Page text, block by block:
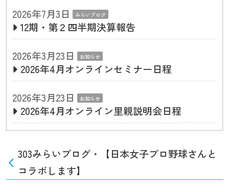
2026年7月3日
みらいブログ
12期・第２四半期決算報告
2026年3月23日
お知らせ
2026年4月オンラインセミナー日程
2026年3月23日
お知らせ
2026年4月オンライン里親説明会日程
303みらいブログ・【日本女子プロ野球さんと
コラボします】